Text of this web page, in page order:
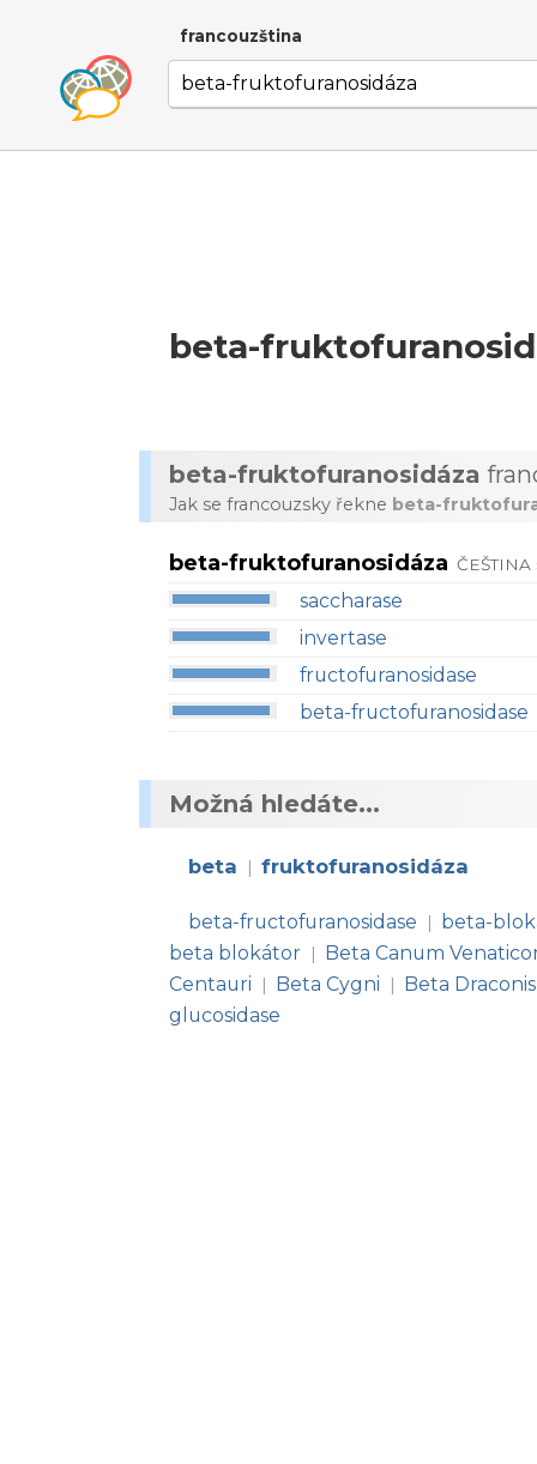
francouzština
beta-
beta-fruktofuranosidáza
Jak se francouzsky řekne beta-
beta-fruktofuranosidáza ČEŠTINA
saccharase
invertase
fructofuranosidase
beta-fructofuranosidase
Možná hledáte...
beta | fruktofuranosidáza
beta-fructofuranosidase | beta-
beta blokátor
| Beta Canum
Centauri
| Beta Cygni | Beta Draconis
glucosidase